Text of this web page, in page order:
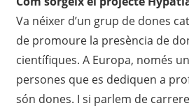
Va néixer d’un grup de dones
de promoure la presència de
científiques. A Europa, només
persones que es dediquen a
són dones. I si parlem de